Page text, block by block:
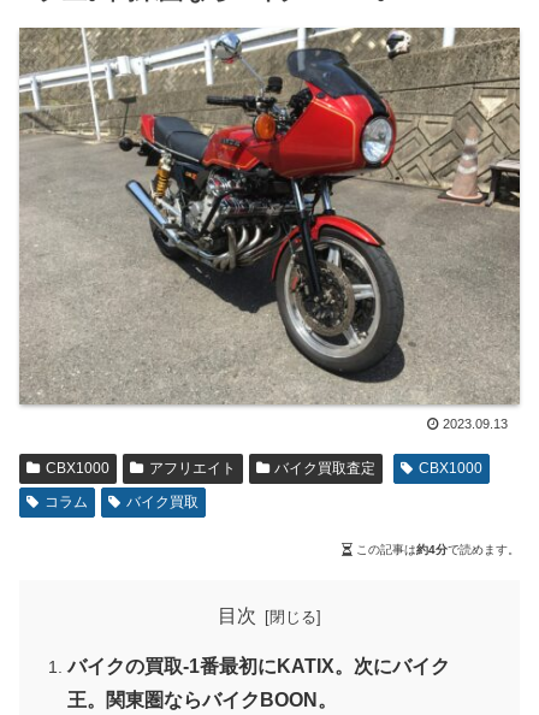
2023.09.13
CBX1000 アフリエイト バイク買取査定
CBX1000
コラム
バイク買取
この記事は約4分で読めます。
目次
バイクの買取-1番最初にKATIX。次にバイク
王。関東圏ならバイクBOON。